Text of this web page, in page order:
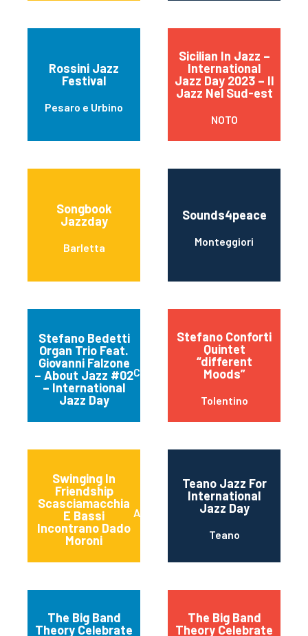
Rossini Jazz
Festival
Pesaro e Urbino
Sicilian In Jazz –
International
Jazz Day 2023 – Il
Jazz Nel Sud-est
NOTO
Songbook
Jazzday
Barletta
Sounds4peace
Monteggiori
Stefano Bedetti
Organ Trio Feat.
Giovanni Falzone
– About Jazz #02
– International
Jazz Day
Chiavari
Stefano Conforti
Quintet
“different
Moods”
Tolentino
Swinging In
Friendship
Scasciamacchia
E Bassi
Incontrano Dado
Moroni
Alessano
Teano Jazz For
International
Jazz Day
Teano
The Big Band
Theory Celebrate
The Big Band
Theory Celebrate